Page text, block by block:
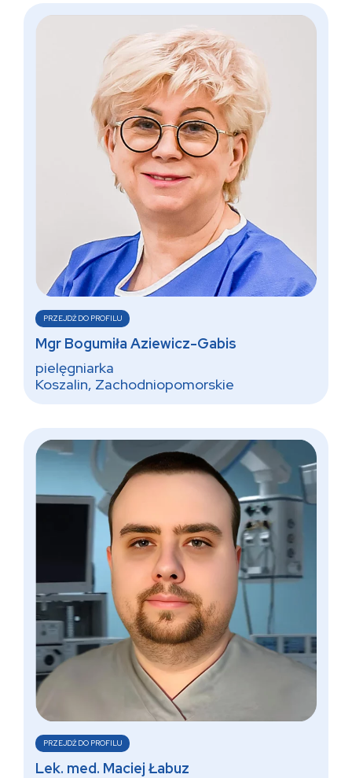
PRZEJDŹ DO PROFILU
Mgr Bogumiła Aziewicz-Gabis
pielęgniarka
Koszalin, Zachodniopomorskie
PRZEJDŹ DO PROFILU
Lek. med. Maciej Łabuz